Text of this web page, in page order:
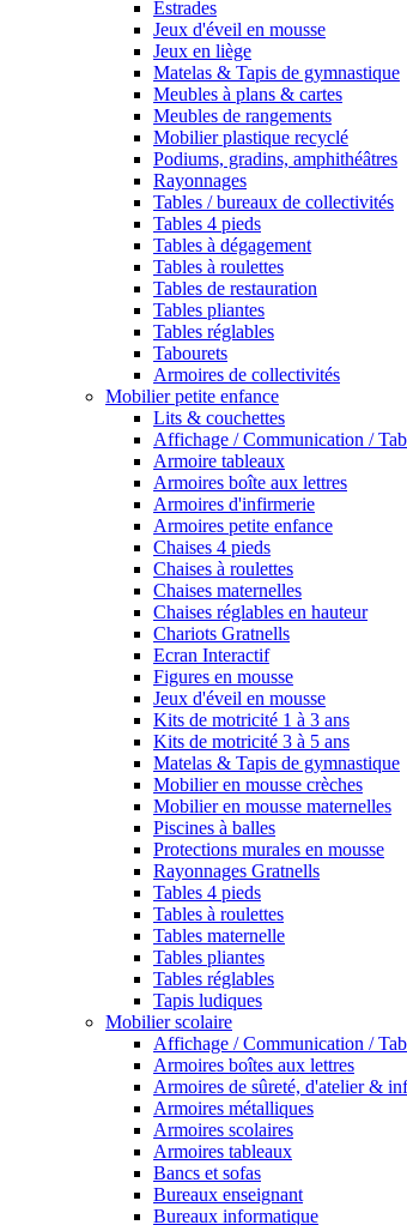
Estrades
Jeux d'éveil en mousse
Jeux en liège
Matelas & Tapis de gymnastique
Meubles à plans & cartes
Meubles de rangements
Mobilier plastique recyclé
Podiums, gradins, amphithéâtres
Rayonnages
Tables / bureaux de collectivités
Tables 4 pieds
Tables à dégagement
Tables à roulettes
Tables de restauration
Tables pliantes
Tables réglables
Tabourets
Armoires de collectivités
Mobilier petite enfance
Lits & couchettes
Affichage / Communication /
Armoire tableaux
Armoires boîte aux lettres
Armoires d'infirmerie
Armoires petite enfance
Chaises 4 pieds
Chaises à roulettes
Chaises maternelles
Chaises réglables en hauteur
Chariots Gratnells
Ecran Interactif
Figures en mousse
Jeux d'éveil en mousse
Kits de motricité 1 à 3 ans
Kits de motricité 3 à 5 ans
Matelas & Tapis de gymnastique
Mobilier en mousse crèches
Mobilier en mousse maternelles
Piscines à balles
Protections murales en mousse
Rayonnages Gratnells
Tables 4 pieds
Tables à roulettes
Tables maternelle
Tables pliantes
Tables réglables
Tapis ludiques
Mobilier scolaire
Affichage / Communication /
Armoires boîtes aux lettres
Armoires de sûreté, d'atelier &
Armoires métalliques
Armoires scolaires
Armoires tableaux
Bancs et sofas
Bureaux enseignant
Bureaux informatique